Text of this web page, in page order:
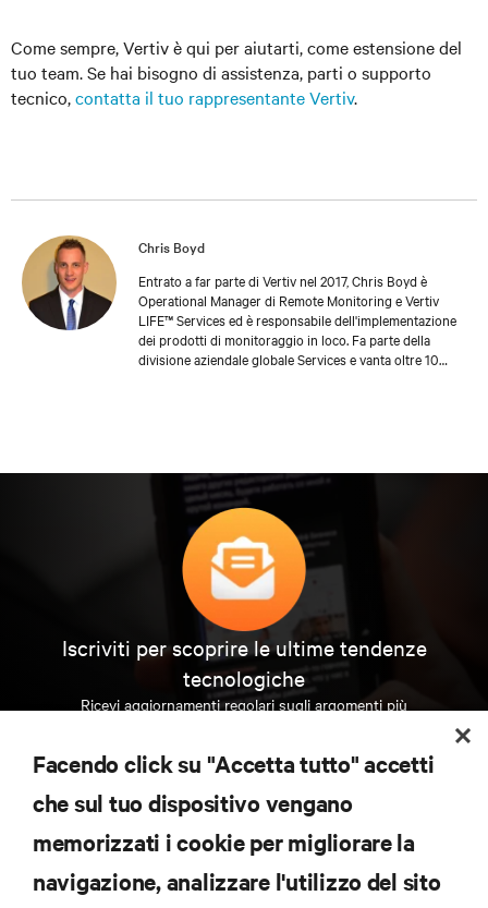
Come sempre, Vertiv è qui per aiutarti, come estensione del
tuo team. Se hai bisogno di assistenza, parti o supporto
tecnico,contatta il tuo rappresentante Vertiv.
Chris Boyd
Entrato a far parte di Vertiv nel 2017, Chris Boyd è
Operational Manager di Remote Monitoring e Vertiv
LIFE™ Services ed è responsabile dell'implementazione
dei prodotti di monitoraggio in loco. Fa parte della
divisione aziendale globale Services e vanta oltre 10
Administration (MBA) in marketing presso la Kelly
School of Business nell’Indiana University.
Iscriviti per scoprire le ultime tendenze
tecnologiche
Ricevi aggiornamenti regolari sugli argomenti più
data center e infrastrutture.
ISCRIVITI SUBITO
Facendo click su "Accetta tutto" accetti
che sul tuo dispositivo vengano
memorizzati i cookie per migliorare la
navigazione, analizzare l'utilizzo del sito